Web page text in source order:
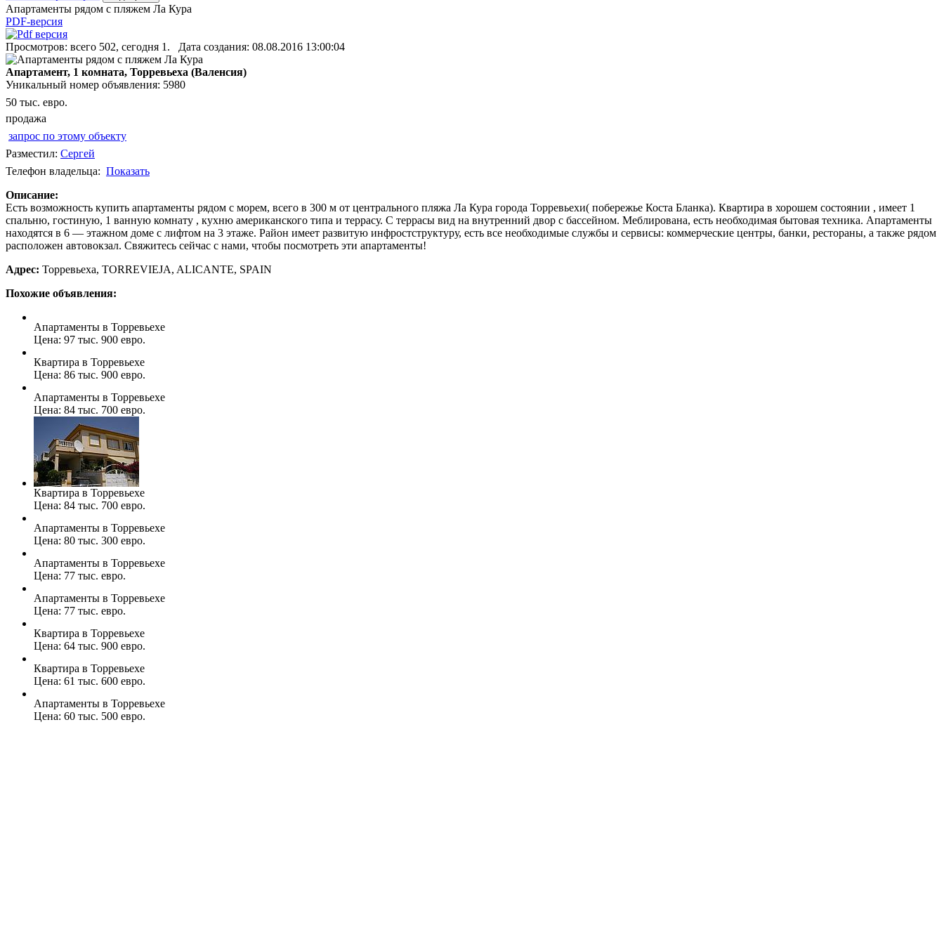
Апартаменты рядом с пляжем Ла Кура
PDF-версия
Просмотров: всего 502, сегодня 1. Дата создания: 08.08.2016 13:00:04
Апартамент, 1 комната, Торревьеха (Валенсия)
Уникальный номер объявления: 5980
50 тыс. евро.
продажа
запрос по этому объекту
Разместил: Сергей
Телефон владельца: Показать
Описание:
Есть возможность купить апартаменты рядом с морем, всего в 300 м от центрального пляжа Ла Кура города Торревьехи( побережье Коста Бланка). Квартира в хорошем состоянии , имеет 1
спальню, гостиную, 1 ванную комнату , кухню американского типа и террасу. С террасы вид на внутренний двор с бассейном. Меблирована, есть необходимая бытовая техника. Апартаменты
находятся в 6 — этажном доме с лифтом на 3 этаже. Район имеет развитую инфростструктуру, есть все необходимые службы и сервисы: коммерческие центры, банки, рестораны, а также рядом
расположен автовокзал. Свяжитесь сейчас с нами, чтобы посмотреть эти апартаменты!
Адрес: Торревьеха, TORREVIEJA, ALICANTE, SPAIN
Похожие объявления:
Апартаменты в Торревьехе
Цена: 97 тыс. 900 евро.
Квартира в Торревьехе
Цена: 86 тыс. 900 евро.
Апартаменты в Торревьехе
Цена: 84 тыс. 700 евро.
Квартира в Торревьехе
Цена: 84 тыс. 700 евро.
Апартаменты в Торревьехе
Цена: 80 тыс. 300 евро.
Апартаменты в Торревьехе
Цена: 77 тыс. евро.
Апартаменты в Торревьехе
Цена: 77 тыс. евро.
Квартира в Торревьехе
Цена: 64 тыс. 900 евро.
Квартира в Торревьехе
Цена: 61 тыс. 600 евро.
Апартаменты в Торревьехе
Цена: 60 тыс. 500 евро.